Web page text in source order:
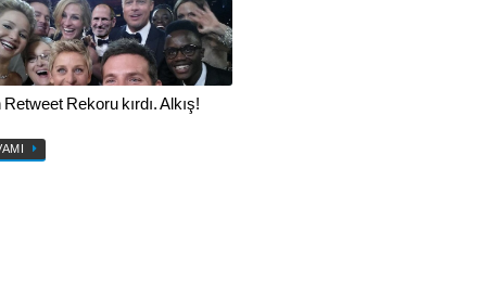
Retweet Rekoru kırdı. Alkış!